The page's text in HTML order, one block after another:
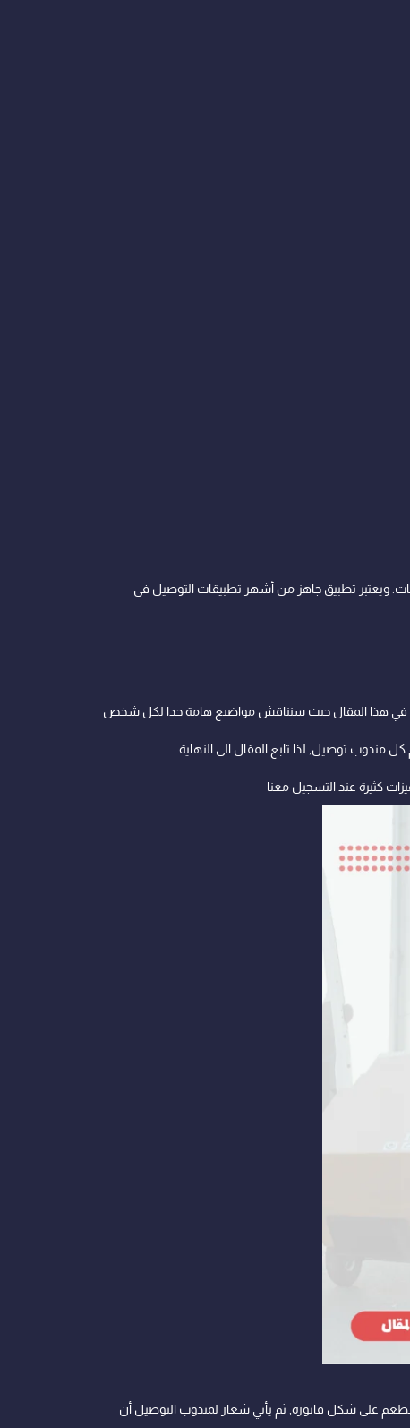
ويعتبر تطبيق جاهز من أشهر تطبيقات التوصيل في
في هذا المقال حيث سنناقش مواضيع هامة جدا لكل شخص
مندوب توصيل, لذا تابع المقال الى النهاية.
كثيرة عند التسجيل معنا
على شكل فاتورة, ثم يأتي شعار لمندوب التوصيل أن